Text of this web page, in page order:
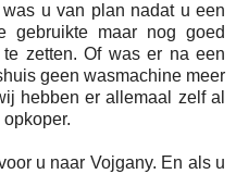
u van plan nadat u een
gebruikte maar nog goed
zetten. Of was er na een
geen wasmachine meer
hebben er allemaal zelf al
u naar Vojgany. En als u